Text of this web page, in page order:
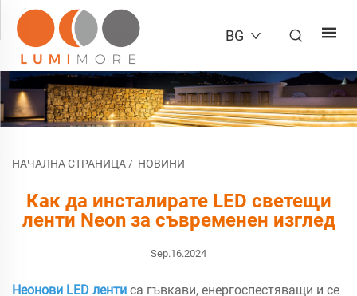
BG
НАЧАЛНА СТРАНИЦА / НОВИНИ
Как да инсталирате LED светещи
ленти Neon за съвременен изглед
Sep.16.2024
Неонови LED ленти са гъвкави, енергоспестяващи и се